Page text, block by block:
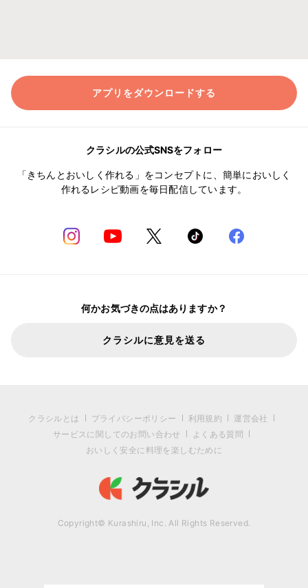
アプリをダウンロードする
クラシルの公式SNSをフォロー
「きちんとおいしく作れる」をコンセプトに、簡単においしく
作れるレシピ動画を毎日配信しています。
何かお気づきの点はありますか？
クラシルに意見を送る
クラシルとは プライバシーポリシー 利用規約
運営会社
サービスに関してのお問い合わせ
よくある質問
おいしく安全に料理を楽しむために
Copyright© Kurashiru, Inc. All Rights Reserved.